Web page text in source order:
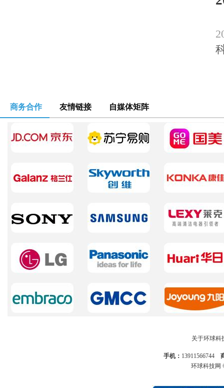
商务合作 友情链接 自媒体矩阵
关于环球科
手机： 13911566744
环球科技网